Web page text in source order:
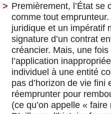
Premièrement, l’État se
comme tout
juridique et un impératif
signature d’un contrat
créancier. Mais, une
l’application
individuel à une entité
pas d’horizon de vie fini
réemprunter pour
(ce qu’on appelle «